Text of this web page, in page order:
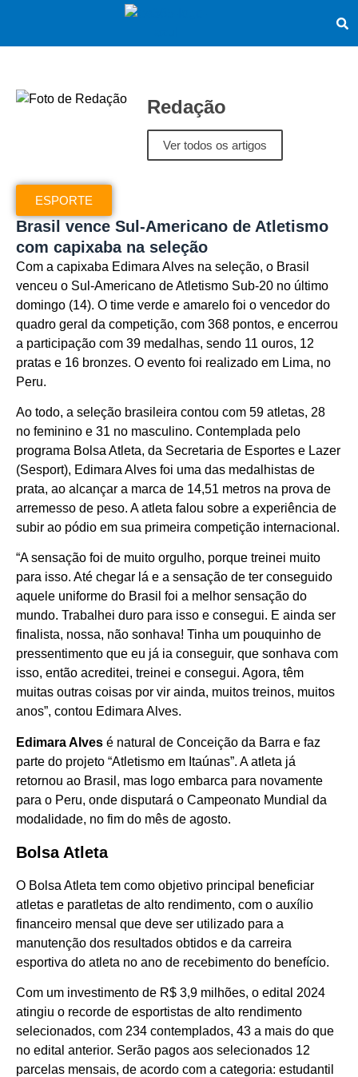
Redação
Ver todos os artigos
ESPORTE
Brasil vence Sul-Americano de Atletismo
com capixaba na seleção
Com a capixaba Edimara Alves na seleção, o Brasil
venceu o Sul-Americano de Atletismo Sub-20 no último
domingo (14). O time verde e amarelo foi o vencedor do
quadro geral da competição, com 368 pontos, e encerrou
a participação com 39 medalhas, sendo 11 ouros, 12
pratas e 16 bronzes. O evento foi realizado em Lima, no
Peru.
Ao todo, a seleção brasileira contou com 59 atletas, 28
no feminino e 31 no masculino. Contemplada pelo
programa Bolsa Atleta, da Secretaria de Esportes e Lazer
(Sesport), Edimara Alves foi uma das medalhistas de
prata, ao alcançar a marca de 14,51 metros na prova de
arremesso de peso. A atleta falou sobre a experiência de
subir ao pódio em sua primeira competição internacional.
“A sensação foi de muito orgulho, porque treinei muito
para isso. Até chegar lá e a sensação de ter conseguido
aquele uniforme do Brasil foi a melhor sensação do
mundo. Trabalhei duro para isso e consegui. E ainda ser
finalista, nossa, não sonhava! Tinha um pouquinho de
pressentimento que eu já ia conseguir, que sonhava com
isso, então acreditei, treinei e consegui. Agora, têm
muitas outras coisas por vir ainda, muitos treinos, muitos
anos”, contou Edimara Alves.
Edimara Alves é natural de Conceição da Barra e faz
parte do projeto “Atletismo em Itaúnas”. A atleta já
retornou ao Brasil, mas logo embarca para novamente
para o Peru, onde disputará o Campeonato Mundial da
modalidade, no fim do mês de agosto.
Bolsa Atleta
O Bolsa Atleta tem como objetivo principal beneficiar
atletas e paratletas de alto rendimento, com o auxílio
financeiro mensal que deve ser utilizado para a
manutenção dos resultados obtidos e da carreira
esportiva do atleta no ano de recebimento do benefício.
Com um investimento de R$ 3,9 milhões, o edital 2024
atingiu o recorde de esportistas de alto rendimento
selecionados, com 234 contemplados, 43 a mais do que
no edital anterior. Serão pagos aos selecionados 12
parcelas mensais, de acordo com a categoria: estudantil